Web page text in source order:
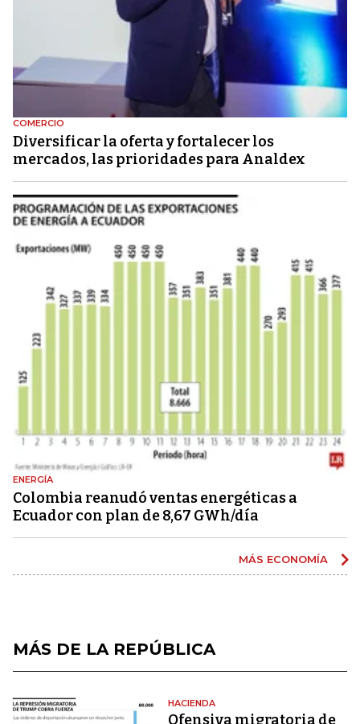
COMERCIO
Diversificar la oferta y fortalecer los
mercados, las prioridades para Analdex
ENERGÍA
Colombia reanudó ventas energéticas a
Ecuador con plan de 8,67 GWh/día
MÁS ECONOMÍA
MÁS DE LA REPÚBLICA
HACIENDA
Ofensiva migratoria de